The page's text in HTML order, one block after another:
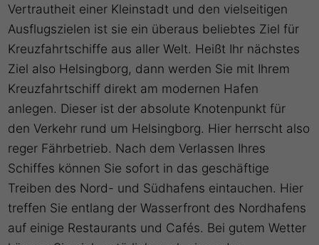
Vertrautheit einer Kleinstadt und den vielseitigen
Ausflugszielen ist sie ein überaus beliebtes Ziel für
Kreuzfahrtschiffe aus aller Welt. Heißt Ihr nächstes
Ziel also Helsingborg, dann werden Sie mit Ihrem
Kreuzfahrtschiff direkt am modernen Hafen
anlegen. Dieser ist der absolute Knotenpunkt für
den Verkehr rund um Helsingborg. Hier herrscht also
reger Fährbetrieb. Nach dem Verlassen Ihres
Schiffes können Sie sofort in das geschäftige
Treiben des Nord- und Südhafens eintauchen. Hier
treffen Sie entlang der Wasserfront des Nordhafens
auf einige Restaurants und Cafés. Bei gutem Wetter